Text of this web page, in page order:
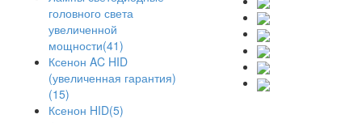
головного света
увеличенной
мощности(41)
Ксенон AC HID
(увеличенная гарантия)
(15)
Ксенон HID(5)